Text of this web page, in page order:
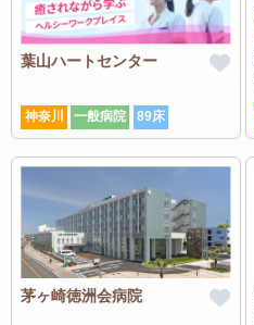
葉山ハートセンター
神奈川 一般病院 89床
茅ヶ崎徳洲会病院